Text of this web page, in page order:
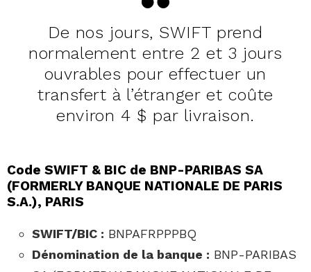
De nos jours, SWIFT prend
normalement entre 2 et 3 jours
ouvrables pour effectuer un
transfert à l’étranger et coûte
environ 4 $ par livraison.
Code SWIFT & BIC de BNP-PARIBAS SA
(FORMERLY BANQUE NATIONALE DE PARIS
S.A.), PARIS
SWIFT/BIC : BNPAFRPPPBQ
Dénomination de la banque : BNP-PARIBAS